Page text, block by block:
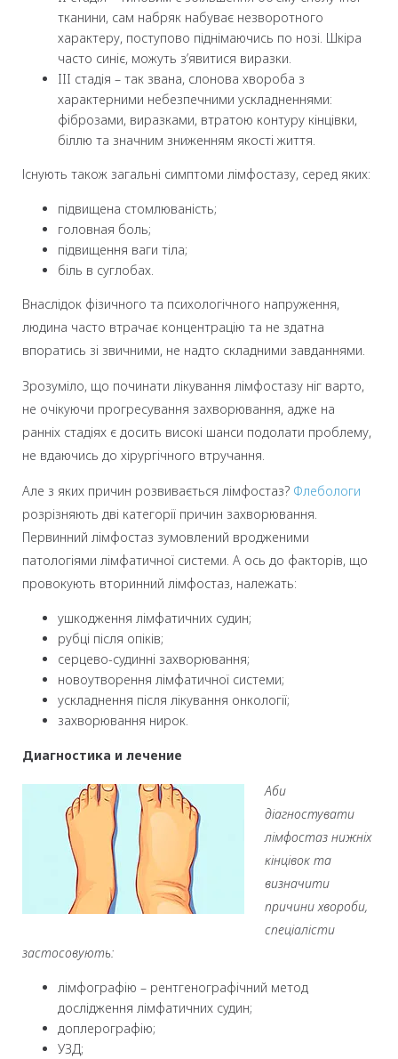
тканини, сам набряк набуває незворотного
характеру, поступово піднімаючись по нозі. Шкіра
часто синіє, можуть з’явитися виразки.
III стадія – так звана, слонова хвороба з
характерними небезпечними ускладненнями:
фіброзами, виразками, втратою контуру кінцівки,
біллю та значним зниженням якості життя.
Існують також загальні симптоми лімфостазу, серед яких:
підвищена стомлюваність;
головная боль;
підвищення ваги тіла;
біль в суглобах.
Внаслідок фізичного та психологічного напруження,
людина часто втрачає концентрацію та не здатна
впоратись зі звичними, не надто складними завданнями.
Зрозуміло, що починати лікування лімфостазу ніг варто,
не очікуючи прогресування захворювання, адже на
ранніх стадіях є досить високі шанси подолати проблему,
не вдаючись до хірургічного втручання.
Але з яких причин розвивається лімфостаз? Флебологи
розрізняють дві категорії причин захворювання.
Первинний лімфостаз зумовлений вродженими
патологіями лімфатичної системи. А ось до факторів, що
провокують вторинний лімфостаз, належать:
ушкодження лімфатичних судин;
рубці після опіків;
серцево-судинні захворювання;
новоутворення лімфатичної системи;
ускладнення після лікування онкології;
захворювання нирок.
Диагностика и лечение
Аби
діагностувати
лімфостаз нижніх
кінцівок та
визначити
причини хвороби,
спеціалісти
застосовують:
лімфографію – рентгенографічний метод
дослідження лімфатичних судин;
доплерографію;
УЗД;